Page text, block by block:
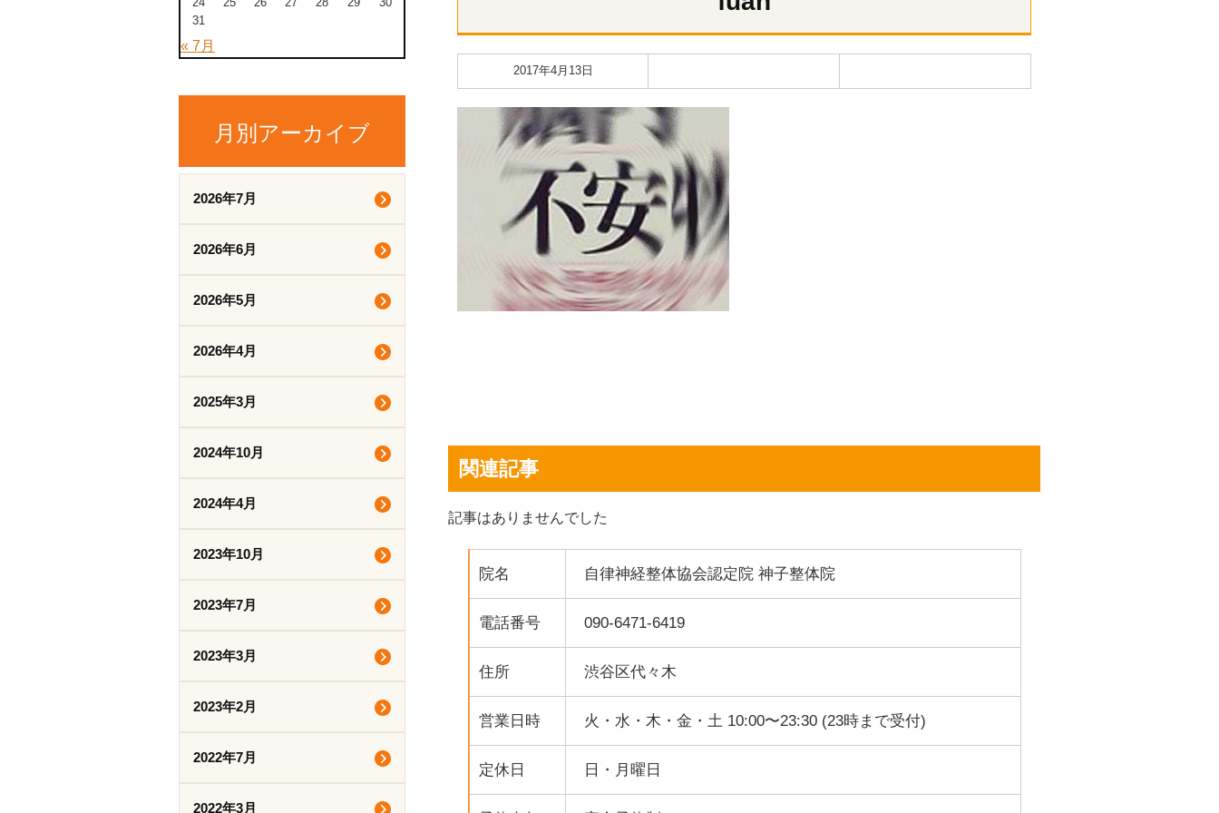
2017年4月13日
関連記事
記事はありませんでした
院名 自律神経整体協会認定院 神子整体院
電話番号 090-6471-6419
住所 渋谷区代々木
営業日時 火・水・木・金・土 10:00〜23:30 (23時まで受付)
定休日 日・月曜日
31
« 7月
月別アーカイブ
2026年7月
2026年6月
2026年5月
2026年4月
2025年3月
2024年10月
2024年4月
2023年10月
2023年7月
2023年3月
2023年2月
2022年7月
2022年3月